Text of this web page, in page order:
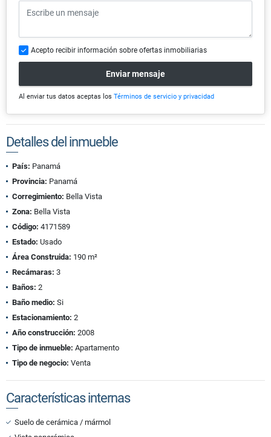
Acepto recibir información sobre ofertas inmobiliarias
Enviar mensaje
Al enviar tus datos aceptas los Términos de servicio y privacidad
Detalles del inmueble
País: Panamá
Provincia: Panamá
Corregimiento: Bella Vista
Zona: Bella Vista
Código: 4171589
Estado: Usado
Área Construida: 190 m²
Recámaras: 3
Baños: 2
Baño medio: Si
Estacionamiento: 2
Año construcción: 2008
Tipo de inmueble: Apartamento
Tipo de negocio: Venta
Características internas
Suelo de cerámica / mármol